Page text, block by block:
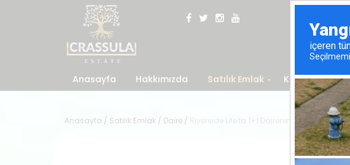
Anasayfa Hakkımızda Satılık Emlak Kiralık Emlak
Anasayfa / Satılık Emlak / Daire / Riverside Life'ta 1+1 Dairenin Satışı